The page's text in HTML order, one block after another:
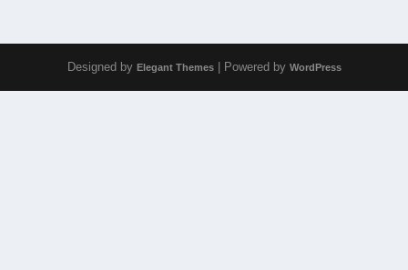
Designed by Elegant Themes| Powered by WordPress